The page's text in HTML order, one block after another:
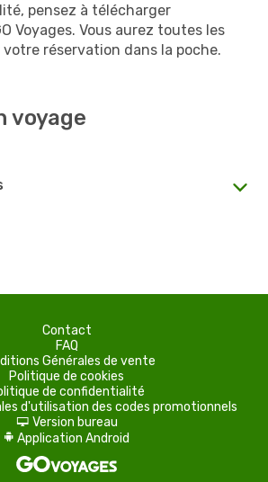
pensez à télécharger
Voyages. Vous aurez toutes les
réservation dans la poche.
voyage
Contact
FAQ
Générales de vente
Politique de cookies
de confidentialité
d'utilisation des codes promotionnels
d Version bureau
A Application Android